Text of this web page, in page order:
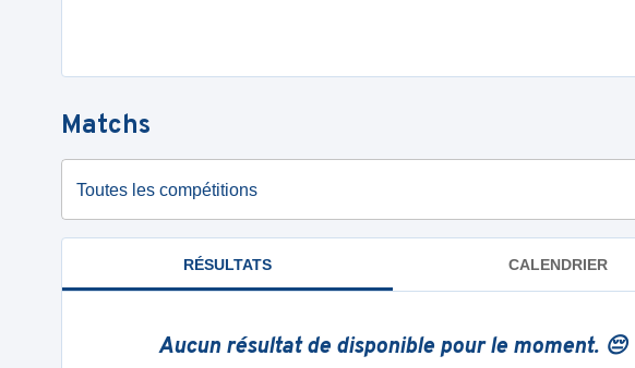
Matchs
Toutes les compétitions
RÉSULTATS CALENDRIER
Aucun résultat de disponible pour le moment. 😔